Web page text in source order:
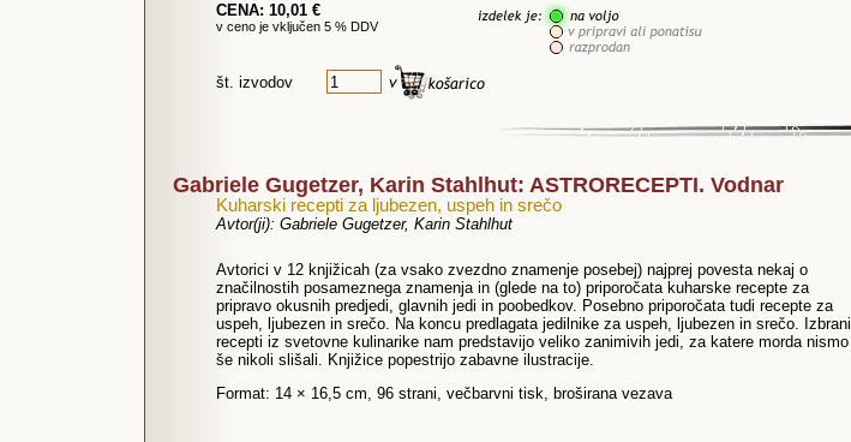
CENA: 10,01 €
v ceno je vključen 5 % DDV
št. izvodov
Gabriele Gugetzer, Karin Stahlhut: ASTRORECEPTI. Vodnar
Kuharski recepti za ljubezen, uspeh in srečo
Avtor(ji): Gabriele Gugetzer, Karin Stahlhut
Avtorici v 12 knjižicah (za vsako zvezdno znamenje posebej) najprej povesta nekaj o
značilnostih posameznega znamenja in (glede na to) priporočata kuharske recepte za
pripravo okusnih predjedi, glavnih jedi in poobedkov. Posebno priporočata tudi recepte za
uspeh, ljubezen in srečo. Na koncu predlagata jedilnike za uspeh, ljubezen in srečo. Izbrani
recepti iz svetovne kulinarike nam predstavijo veliko zanimivih jedi, za katere morda nismo
še nikoli slišali. Knjižice popestrijo zabavne ilustracije.
Format: 14 × 16,5 cm, 96 strani, večbarvni tisk, broširana vezava